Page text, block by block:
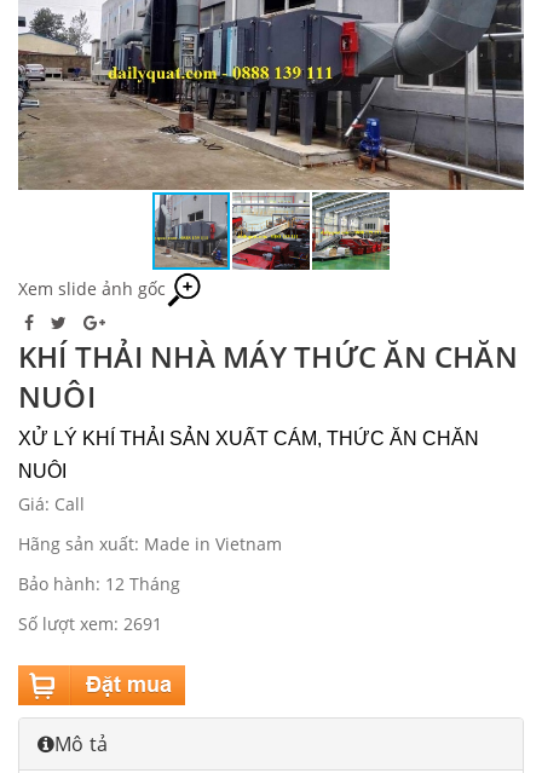
Xem slide ảnh gốc
KHÍ THẢI NHÀ MÁY THỨC ĂN CHĂN
NUÔI
XỬ LÝ KHÍ THẢI SẢN XUẤT CÁM, THỨC ĂN CHĂN
NUÔI
Giá: Call
Hãng sản xuất: Made in Vietnam
Bảo hành: 12 Tháng
Số lượt xem: 2691
Mô tả